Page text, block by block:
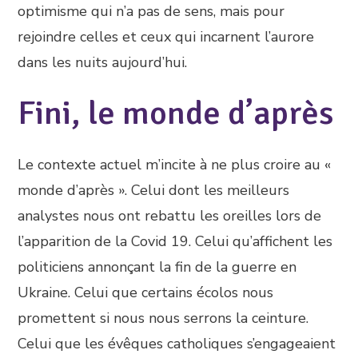
optimisme qui n’a pas de sens, mais pour
rejoindre celles et ceux qui incarnent l’aurore
dans les nuits aujourd’hui.
Fini, le monde d’après
Le contexte actuel m’incite à ne plus croire au «
monde d’après ». Celui dont les meilleurs
analystes nous ont rebattu les oreilles lors de
l’apparition de la Covid 19. Celui qu’affichent les
politiciens annonçant la fin de la guerre en
Ukraine. Celui que certains écolos nous
promettent si nous nous serrons la ceinture.
Celui que les évêques catholiques s’engageaient